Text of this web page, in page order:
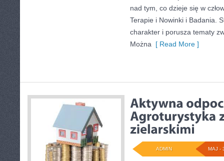
nad tym, co dzieje się w
Terapie i Nowinki i Badania.
charakter i porusza tematy
Można [ Read More ]
MAJ -
ADMIN